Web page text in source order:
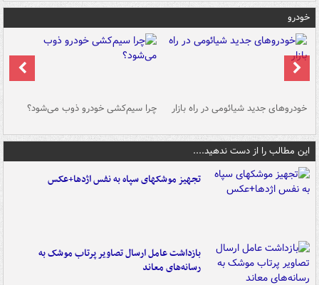
خودرو
خودروهای جدید شیائومی در راه بازار چرا سیم‌کشی خودرو ذوب می‌شود؟
این مطالب را از دست ندهید....
تجهیز موشکهای سپاه به نفس اژدها+عکس
بازداشت عامل ارسال تصاویر پرتاب موشک به
رسانه‌های معاند